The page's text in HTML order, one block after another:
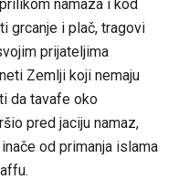
namaza i kod
grcanje i plač, tragovi
prijateljima
Zemlji koji nemaju
da tavafe oko
pred jaciju namaz,
od primanja islama